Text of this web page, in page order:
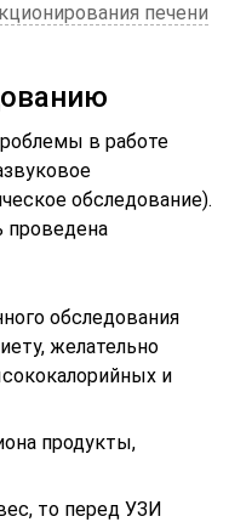
печени
в работе
обследование).
проведена
обследования
желательно
и
продукты,
то перед УЗИ